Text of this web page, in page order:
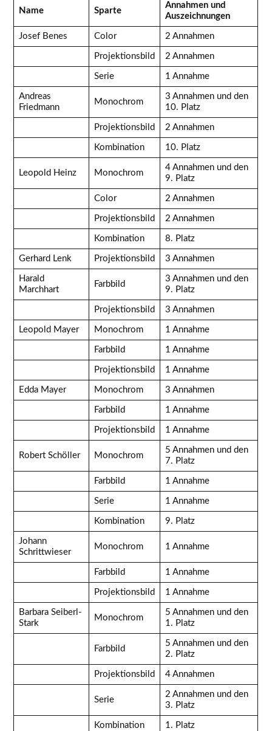
Name Sparte
Annahmen und
Auszeichnungen
Josef Benes Color 2 Annahmen
Projektionsbild 2 Annahmen
Serie 1 Annahme
Andreas
Friedmann
Monochrom
3 Annahmen und den
10. Platz
Projektionsbild 2 Annahmen
Kombination 10. Platz
Leopold Heinz Monochrom
4 Annahmen und den
9. Platz
Color 2 Annahmen
Projektionsbild 2 Annahmen
Kombination 8. Platz
Gerhard Lenk Projektionsbild 3 Annahmen
Harald
Marchhart
Farbbild
3 Annahmen und den
9. Platz
Projektionsbild 3 Annahmen
Leopold Mayer Monochrom 1 Annahme
Farbbild 1 Annahme
Projektionsbild 1 Annahme
Edda Mayer Monochrom 3 Annahmen
Farbbild 1 Annahme
Projektionsbild 1 Annahme
Robert Schöller Monochrom
5 Annahmen und den
7. Platz
Farbbild 1 Annahme
Serie 1 Annahme
Kombination 9. Platz
Johann
Schrittwieser
Monochrom 1 Annahme
Farbbild 1 Annahme
Projektionsbild 1 Annahme
Barbara Seiberl-
Stark
Monochrom
5 Annahmen und den
1. Platz
Farbbild
5 Annahmen und den
2. Platz
Projektionsbild 4 Annahmen
Serie
2 Annahmen und den
3. Platz
Kombination 1. Platz